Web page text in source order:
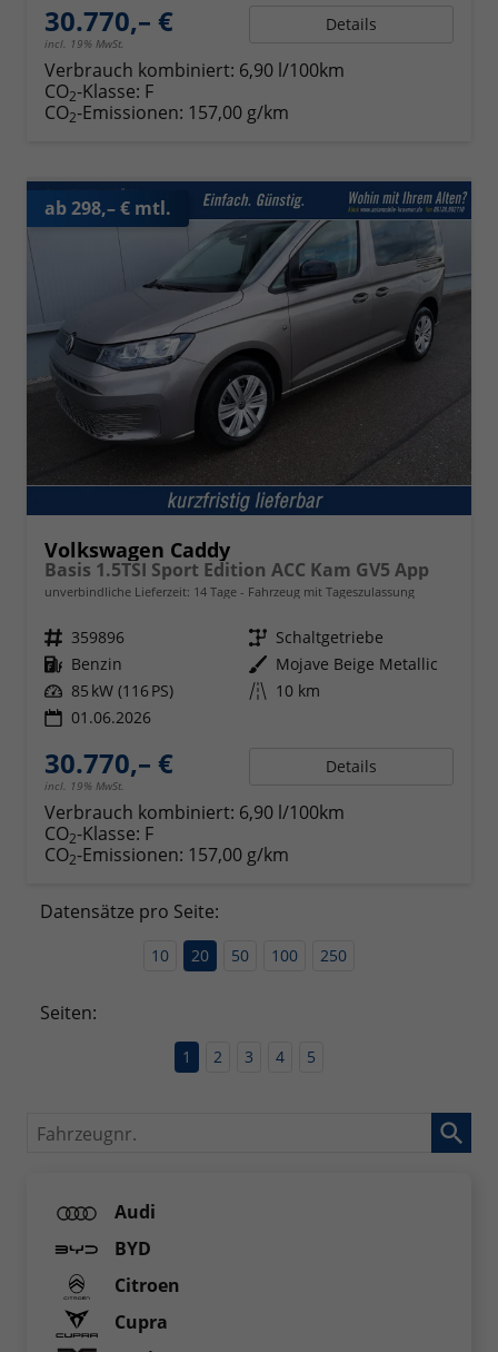
30.770,– €
incl. 19% MwSt.
Details
Verbrauch kombiniert: 6,90 l/100km
CO2-Klasse: F
CO2-Emissionen: 157,00 g/km
ab 298,– € mtl.
Volkswagen Caddy
Basis 1.5TSI Sport Edition ACC Kam GV5 App
unverbindliche Lieferzeit: 14 Tage Fahrzeug mit Tageszulassung
Fahrzeugnr. 359896 Getriebe Schaltgetriebe
Kraftstoff Benzin Außenfarbe Mojave Beige Metallic
Leistung 85 kW (116 PS) Kilometerstand 10 km
01.06.2026
30.770,– €
incl. 19% MwSt.
Details
Verbrauch kombiniert: 6,90 l/100km
CO2-Klasse: F
CO2-Emissionen: 157,00 g/km
Datensätze pro Seite:
10 20 50 100 250
Seiten:
1 2 3 4 5
Fahrzeugnr.
Audi
BYD
Citroen
Cupra